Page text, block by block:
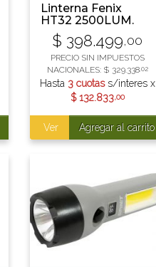
Linterna Fenix
HT32 2500LUM.
NEGRA
$ 398.499,00
PRECIO SIN IMPUESTOS
NACIONALES: $ 329.338,02
Hasta 3 cuotass/interes x
$ 132.833,00
Ver Agregar al carrito